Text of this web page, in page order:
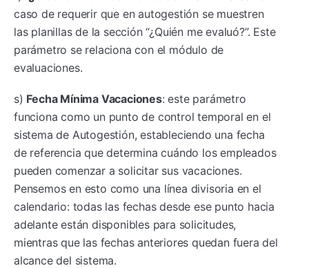
caso de requerir que en autogestión se muestren
las planillas de la sección “¿Quién me evaluó?”. Este
parámetro se relaciona con el módulo de
evaluaciones.
s) Fecha Mínima Vacaciones: este parámetro
funciona como un punto de control temporal en el
sistema de Autogestión, estableciendo una fecha
de referencia que determina cuándo los empleados
pueden comenzar a solicitar sus vacaciones.
Pensemos en esto como una línea divisoria en el
calendario: todas las fechas desde ese punto hacia
adelante están disponibles para solicitudes,
mientras que las fechas anteriores quedan fuera del
alcance del sistema.